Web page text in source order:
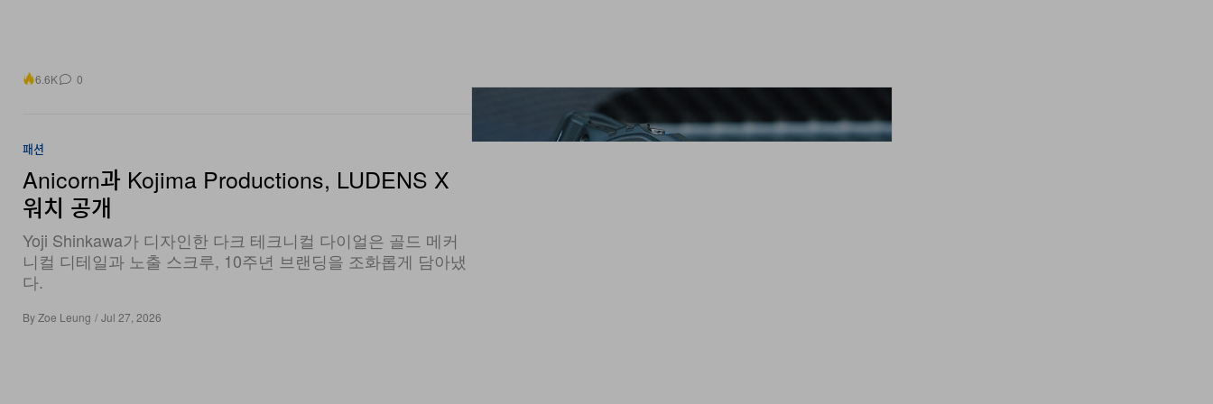
6.6K 0
패션
Anicorn과 Kojima Productions, LUDENS X
워치 공개
Yoji Shinkawa가 디자인한 다크 테크니컬 다이얼은 골드 메커
니컬 디테일과 노출 스크루, 10주년 브랜딩을 조화롭게 담아냈
다.
ByZoe Leung / Jul 27, 2026